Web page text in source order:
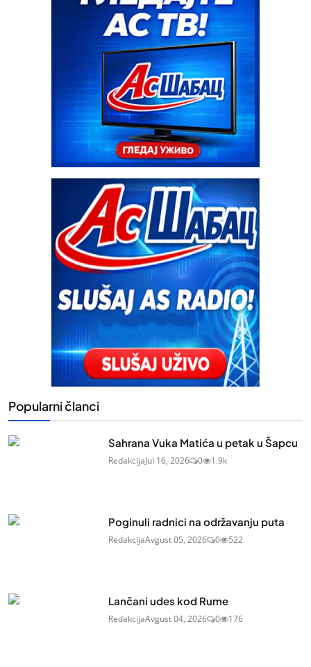
Popularni članci
Sahrana Vuka Matića u petak u Šapcu
RedakcijaJul 16, 2026 0 1.9k
Poginuli radnici na održavanju puta
RedakcijaAvgust 05, 2026 0 522
Lančani udes kod Rume
RedakcijaAvgust 04, 2026 0 176